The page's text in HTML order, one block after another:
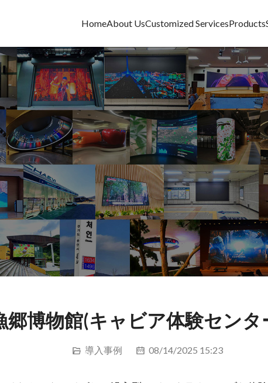
HomeAbout UsCustomized ServicesProducts
郷博物館(キャビア体験センタ
導入事例 08/14/2025 15:23